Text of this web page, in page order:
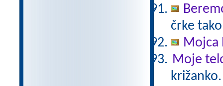
črke
Mojca
Moje